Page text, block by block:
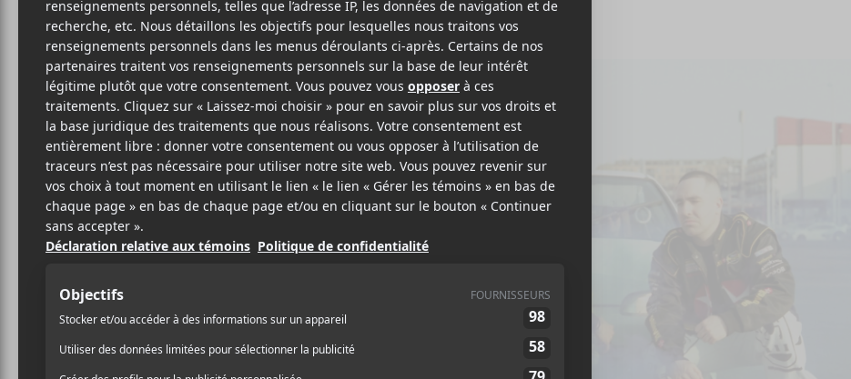
13 AOÛT 2017
PARJEAN-SIMON
FABIEN
PARTAGER
F
A
C
E
B
O
O
T
W
I
T
T
E
R
P
A
R
T
A
G
E